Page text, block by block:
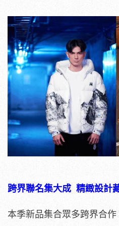
跨界聯名集大成 精緻設計
本季新品集合眾多跨界合